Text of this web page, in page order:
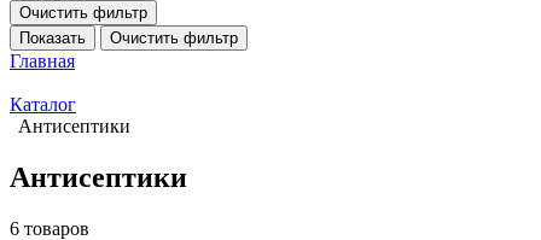
Очистить фильтр
Показать
Очистить фильтр
Главная
Каталог
Антисептики
Антисептики
6 товаров